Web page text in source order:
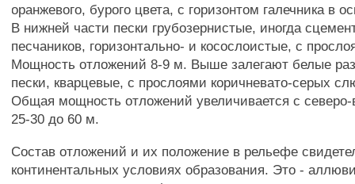
оранжевого, бурого цвета, с горизонтом галечника в
В нижней части пески грубозернистые, иногда
песчаников, горизонтально- и косослоистые, с
Мощность отложений 8-9 м. Выше залегают белые
пески, кварцевые, с прослоями коричневато-серых
Общая мощность отложений увеличивается с северо-
25-30 до 60 м.
Состав отложений и их положение в рельефе
континентальных условиях образования. Это -